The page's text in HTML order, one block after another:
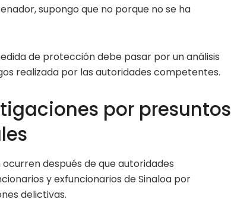
supongo que no porque no se ha
de protección debe pasar por un análisis
realizada por las autoridades competentes.
por presuntos
después de que autoridades
y exfuncionarios de Sinaloa por
delictivas.